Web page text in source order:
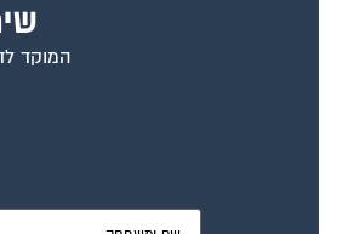
המוקד